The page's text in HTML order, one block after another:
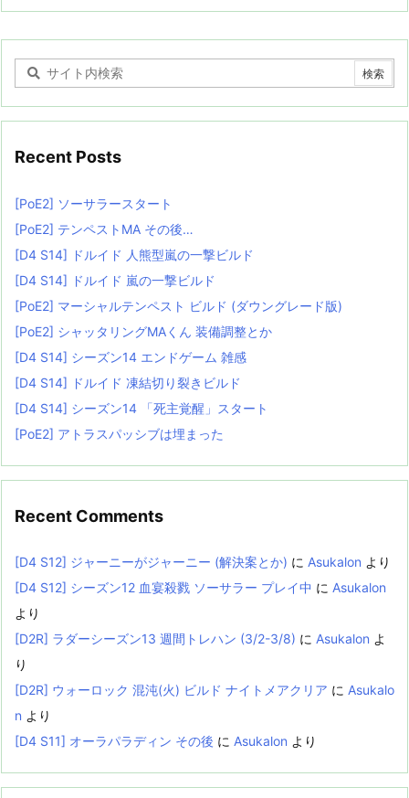
Recent Posts
[PoE2] ソーサラースタート
[PoE2] テンペストMA その後…
[D4 S14] ドルイド 人熊型嵐の一撃ビルド
[D4 S14] ドルイド 嵐の一撃ビルド
[PoE2] マーシャルテンペスト ビルド (ダウングレード版)
[PoE2] シャッタリングMAくん 装備調整とか
[D4 S14] シーズン14 エンドゲーム 雑感
[D4 S14] ドルイド 凍結切り裂きビルド
[D4 S14] シーズン14 「死主覚醒」スタート
[PoE2] アトラスパッシブは埋まった
Recent Comments
[D4 S12] ジャーニーがジャーニー (解決案とか) に Asukalon より
[D4 S12] シーズン12 血宴殺戮 ソーサラー プレイ中 に Asukalon
より
[D2R] ラダーシーズン13 週間トレハン (3/2-3/8) に Asukalon よ
り
[D2R] ウォーロック 混沌(火) ビルド ナイトメアクリア に Asukalo
n より
[D4 S11] オーラパラディン その後 に Asukalon より